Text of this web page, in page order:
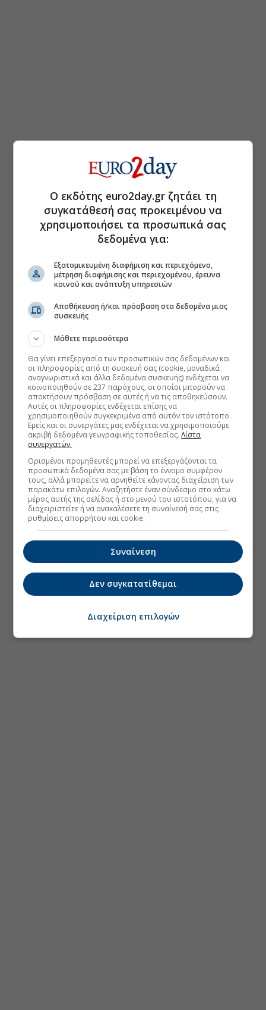
Ο εκδότης euro2day.gr ζητάει τη
συγκατάθεσή σας προκειμένου να
χρησιμοποιήσει τα προσωπικά σας
δεδομένα για:
Εξατομικευμένη διαφήμιση και περιεχόμενο,
μέτρηση διαφήμισης και περιεχομένου, έρευνα
κοινού και ανάπτυξη υπηρεσιών
Αποθήκευση ή/και πρόσβαση στα δεδομένα μιας
συσκευής
Μάθετε περισσότερα
Θα γίνει επεξεργασία των προσωπικών σας δεδομένων και
οι πληροφορίες από τη συσκευή σας (cookie, μοναδικά
αναγνωριστικά και άλλα δεδομένα συσκευής) ενδέχεται να
κοινοποιηθούν σε 237 παρόχους, οι οποίοι μπορούν να
αποκτήσουν πρόσβαση σε αυτές ή να τις αποθηκεύσουν.
Αυτές οι πληροφορίες ενδέχεται επίσης να
χρησιμοποιηθούν συγκεκριμένα από αυτόν τον ιστότοπο.
Εμείς και οι συνεργάτες μας ενδέχεται να χρησιμοποιούμε
ακριβή δεδομένα γεωγραφικής τοποθεσίας.Λίστα
συνεργατών.
Ορισμένοι προμηθευτές μπορεί να επεξεργάζονται τα
προσωπικά δεδομένα σας με βάση το έννομο συμφέρον
τους, αλλά μπορείτε να αρνηθείτε κάνοντας διαχείριση των
παρακάτω επιλογών. Αναζητήστε έναν σύνδεσμο στο κάτω
μέρος αυτής της σελίδας ή στο μενού του ιστοτόπου, για να
διαχειριστείτε ή να ανακαλέσετε τη συναίνεσή σας στις
ρυθμίσεις απορρήτου και cookie.
Συναίνεση
Δεν συγκατατίθεμαι
Διαχείριση επιλογών